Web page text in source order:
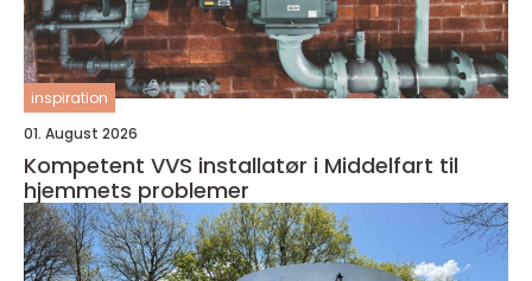
inspiration
01. August 2026
Kompetent VVS installatør i Middelfart til
hjemmets problemer